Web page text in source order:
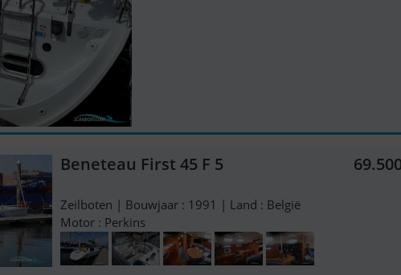
Beneteau First 45 F 5
Zeilboten | Bouwjaar : 1991 | Land : België
Motor : Perkins